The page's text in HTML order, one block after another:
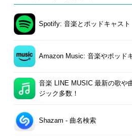
Spotify: 音楽とポッドキャスト
Amazon Music: 音楽やポッド
音楽 LINE MUSIC 最新の歌や
ジック多数！
Shazam - 曲名検索